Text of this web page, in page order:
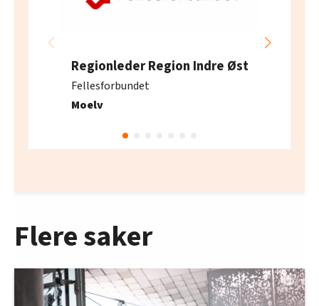
Regionleder Region Indre Øst
Fellesforbundet
Moelv
Flere saker